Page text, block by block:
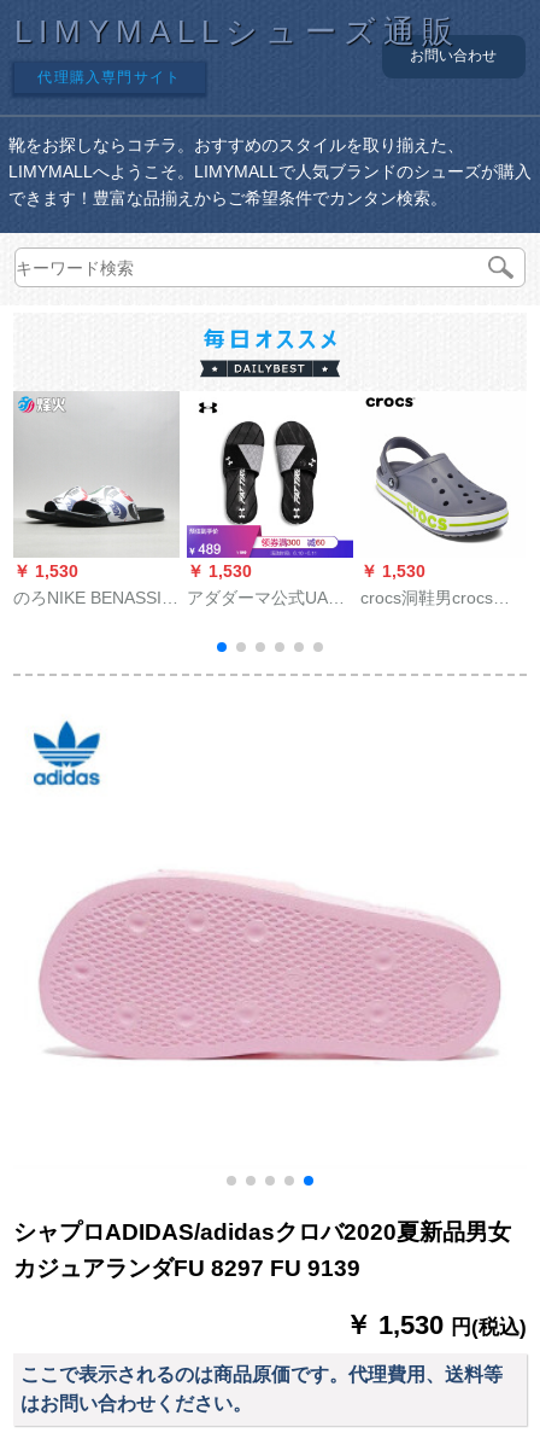
LIMYMALLシューズ通販
代理購入専門サイト
お問い合わせ
靴をお探しならコチラ。おすすめのスタイルを取り揃えた、
LIMYMALLへようこそ。LIMYMALLで人気ブランドのシューズが購入
できます！豊富な品揃えからご希望条件でカンタン検索。
￥ 1,530
のろNIKE BENASSI
6312-025 2号倉庫現
￥ 1,530
アダダーマ公式UA
厚いタタリパンチ
30036ブライク002
￥ 1,530
crocs洞鞋男crocs通
外に冷たいスライパ
シャプロADIDAS/adidasクロバ2020夏新品男女
カジュアランダFU 8297 FU 9139
￥ 1,530 円(税込)
ここで表示されるのは商品原価です。代理費用、送料等
はお問い合わせください。